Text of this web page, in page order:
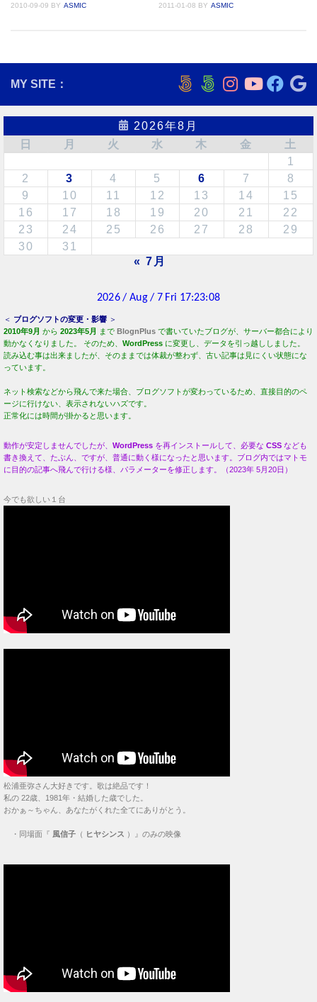
2010-09-09 BY ASMIC 2011-01-08 BY ASMIC
MY SITE：
2026年8月
日
月 火 水 木 金
土
1
2
3 4 5 6 7
8
9
10 11 12 13 14
15
16
17 18 19 20 21
22
23
24 25 26 27 28
29
30
31
« 7月
＜ ブログソフトの変更・影響 ＞
2010年9月 から 2023年5月 まで BlognPlus で書いていたブログが、サーバー都合により
動かなくなりました。 そのため、 WordPress に変更し、データを引っ越ししました。
読み込む事は出来ましたが、そのままでは体裁が整わず、古い記事は見にくい状態にな
っています。
ネット検索などから飛んで来た場合、ブログソフトが変わっているため、直接目的のペ
ージに行けない、表示されないハズです。
正常化には時間が掛かると思います。
動作が安定しませんでしたが、 WordPress を再インストールして、必要な CSS なども
書き換えて、たぶん、ですが、普通に動く様になったと思います。ブログ内ではマトモ
に目的の記事へ飛んで行ける様、パラメーターを修正します。（2023年 5月20日）
今でも欲しい１台
松浦亜弥さん大好きです。歌は絶品です！
私の 22歳、1981年・結婚した歳でした。
おかぁ～ちゃん、あなたがくれた全てにありがとう。
・ 同場面『 風信子 （ ヒヤシンス ）』のみの映像